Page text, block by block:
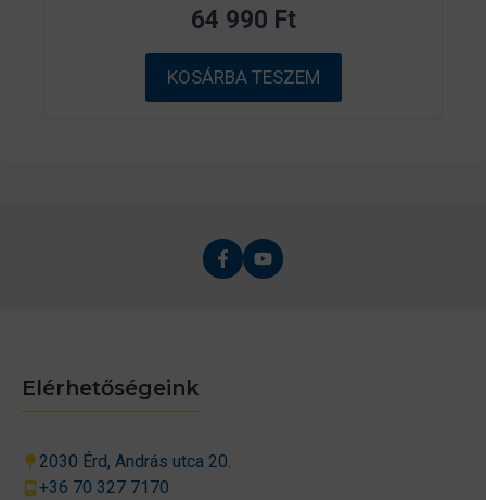
5
b
ő
l
64 990 Ft
KOSÁRBA TESZEM
Elérhetőségeink
2030 Érd, András utca 20.
+36 70 327 7170